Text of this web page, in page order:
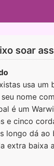
soar
usa
nome
é um
e cinco
longo dá ao
extra baixa